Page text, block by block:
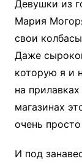
Девушки из
Мария
свои
Даже
которую я и
на
магазинах
очень
И под